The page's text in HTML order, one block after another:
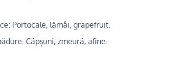
Portocale, lămâi, grapefruit.
Căpșuni, zmeură, afine.